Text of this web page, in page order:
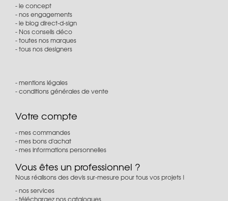
le concept
nos engagements
le blog direct-d-sign
Nos conseils déco
toutes nos marques
tous nos designers
mentions légales
conditions générales de vente
Votre compte
mes commandes
mes bons d'achat
mes informations personnelles
Vous êtes un professionnel ?
Nous réalisons des devis sur-mesure pour tous vos projets !
nos services
téléchargez nos catalogues